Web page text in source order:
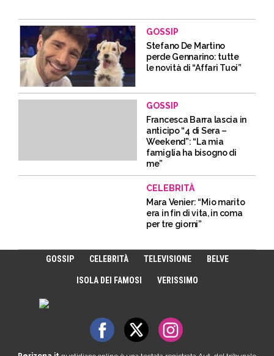
GOSSIP
Stefano De Martino
perde Gennarino: tutte
le novità di “Affari Tuoi”
GOSSIP
Francesca Barra lascia in
anticipo “4 di Sera –
Weekend”: “La mia
famiglia ha bisogno di
me”
CELEBRITÀ
Mara Venier: “Mio marito
era in fin di vita, in coma
per tre giorni”
GOSSIP CELEBRITÀ TELEVISIONE BELVE
ISOLA DEI FAMOSI VERISSIMO